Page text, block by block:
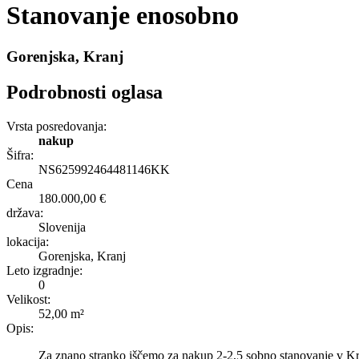
Stanovanje enosobno
Gorenjska, Kranj
Podrobnosti oglasa
Vrsta posredovanja:
nakup
Šifra:
NS625992464481146KK
Cena
180.000,00 €
država:
Slovenija
lokacija:
Gorenjska, Kranj
Leto izgradnje:
0
Velikost:
52,00 m²
Opis:
Za znano stranko iščemo za nakup 2-2,5 sobno stanovanje v